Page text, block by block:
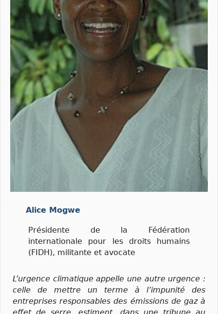
Alice Mogwe
Présidente de la Fédération
internationale pour les droits humains
(FIDH), militante et avocate
L’urgence climatique appelle une autre urgence :
celle de mettre un terme à l’impunité des
entreprises responsables des émissions de gaz à
effet de serre, estiment, dans une tribune au